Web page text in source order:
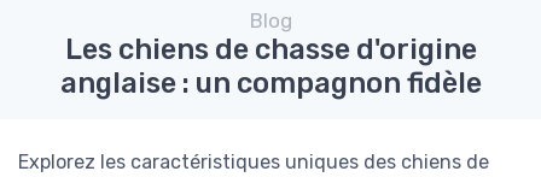
Blog
Les chiens de chasse d'origine
anglaise : un compagnon fidèle
Explorez les caractéristiques uniques des chiens de